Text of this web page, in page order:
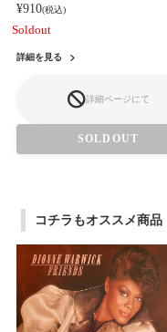
¥910(税込)
Soldout
詳細を見る
詳細ページにて
SOLDOUT
コチラもオススメ商品